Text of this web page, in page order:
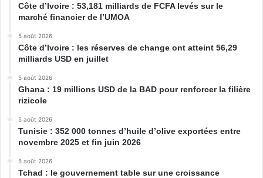
Côte d’Ivoire : 53,181 milliards de FCFA levés sur le
marché financier de l’UMOA
5 août 2026
Côte d’Ivoire : les réserves de change ont atteint 56,29
milliards USD en juillet
5 août 2026
Ghana : 19 millions USD de la BAD pour renforcer la filière
rizicole
5 août 2026
Tunisie : 352 000 tonnes d’huile d’olive exportées entre
novembre 2025 et fin juin 2026
5 août 2026
Tchad : le gouvernement table sur une croissance